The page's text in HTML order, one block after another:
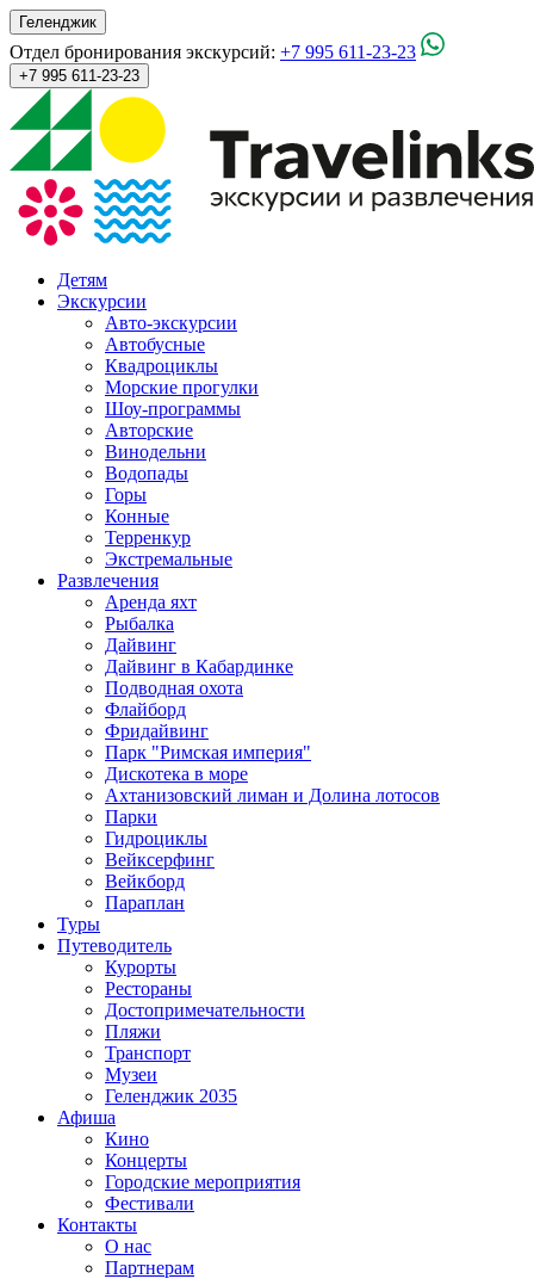
Геленджик
Отдел бронирования экскурсий: +7 995 611-23-23
+7 995 611-23-23
Детям
Экскурсии
Авто-экскурсии
Автобусные
Квадроциклы
Морские прогулки
Шоу-программы
Авторские
Винодельни
Водопады
Горы
Конные
Терренкур
Экстремальные
Развлечения
Аренда яхт
Рыбалка
Дайвинг
Дайвинг в Кабардинке
Подводная охота
Флайборд
Фридайвинг
Парк "Римская империя"
Дискотека в море
Ахтанизовский лиман и Долина лотосов
Парки
Гидроциклы
Вейксерфинг
Вейкборд
Параплан
Туры
Путеводитель
Курорты
Рестораны
Достопримечательности
Пляжи
Транспорт
Музеи
Геленджик 2035
Афиша
Кино
Концерты
Городские мероприятия
Фестивали
Контакты
О нас
Партнерам